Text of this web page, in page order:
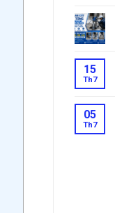
15
Th7
05
Th7